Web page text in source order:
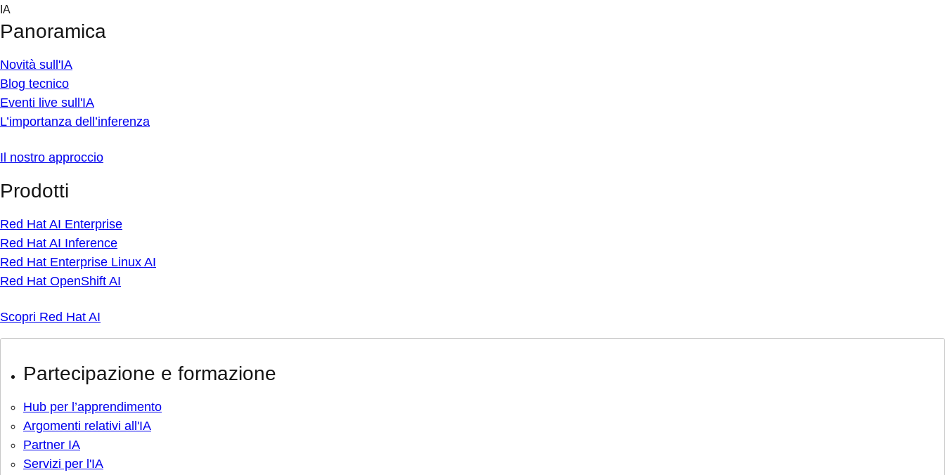
Skip
content
IA
Panoramica
Novità sull'IA
Blog tecnico
Eventi live sull'IA
L’importanza dell’inferenza
Il nostro approccio
Prodotti
Red Hat AI Enterprise
Red Hat AI Inference
Red Hat Enterprise Linux AI
Red Hat OpenShift AI
Scopri Red Hat AI
Partecipazione e formazione
Hub per l’apprendimento
Argomenti relativi all'IA
Partner IA
Servizi per l'IA